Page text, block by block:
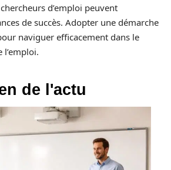
d’emploi peuvent
de succès. Adopter une démarche
naviguer efficacement dans le
de l'actu